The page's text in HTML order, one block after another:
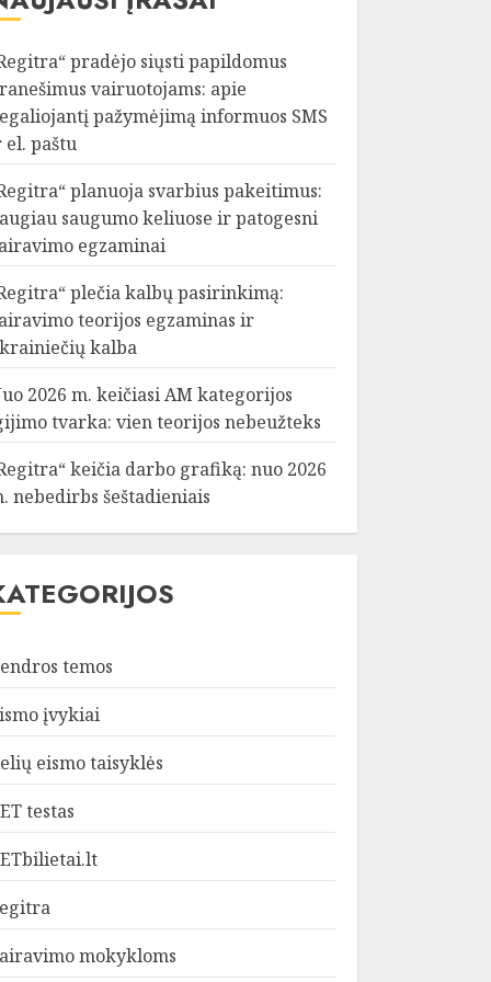
pradėjo siųsti papildomus
vairuotojams: apie
pažymėjimą informuos SMS
el. paštu
planuoja svarbius pakeitimus:
saugumo keliuose ir patogesni
egzaminai
plečia kalbų pasirinkimą:
teorijos egzaminas ir
kalba
2026 m. keičiasi AM kategorijos
tvarka: vien teorijos nebeužteks
keičia darbo grafiką: nuo 2026
nebedirbs šeštadieniais
temos
įvykiai
eismo taisyklės
testas
mokykloms